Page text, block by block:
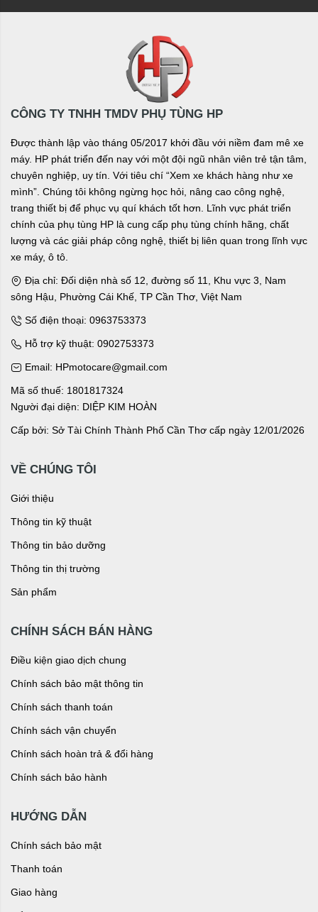
CÔNG TY TNHH TMDV PHỤ TÙNG HP
Được thành lập vào tháng 05/2017 khởi đầu với niềm đam mê xe
máy. HP phát triển đến nay với một đội ngũ nhân viên trẻ tận tâm,
chuyên nghiệp, uy tín. Với tiêu chí “Xem xe khách hàng như xe
mình”. Chúng tôi không ngừng học hỏi, nâng cao công nghệ,
trang thiết bị để phục vụ quí khách tốt hơn. Lĩnh vực phát triển
chính của phụ tùng HP là cung cấp phụ tùng chính hãng, chất
lượng và các giải pháp công nghệ, thiết bị liên quan trong lĩnh vực
xe máy, ô tô.
Địa chỉ: Đối diện nhà số 12, đường số 11, Khu vực 3, Nam
sông Hậu, Phường Cái Khế, TP Cần Thơ, Việt Nam
Số điện thoại: 0963753373
Hỗ trợ kỹ thuật: 0902753373
Email: HPmotocare@gmail.com
Mã số thuế: 1801817324
Người đại diện: DIỆP KIM HOÀN
Cấp bởi: Sở Tài Chính Thành Phố Cần Thơ cấp ngày 12/01/2026
VỀ CHÚNG TÔI
Giới thiệu
Thông tin kỹ thuật
Thông tin bảo dưỡng
Thông tin thị trường
Sản phẩm
CHÍNH SÁCH BÁN HÀNG
Điều kiện giao dịch chung
Chính sách bảo mật thông tin
Chính sách thanh toán
Chính sách vận chuyển
Chính sách hoàn trả & đổi hàng
Chính sách bảo hành
HƯỚNG DẪN
Chính sách bảo mật
Thanh toán
Giao hàng